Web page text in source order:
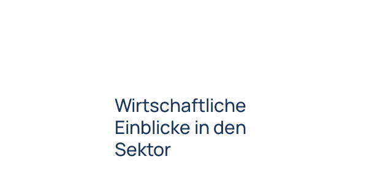
Wirtschaftliche
Einblicke in den
Sektor